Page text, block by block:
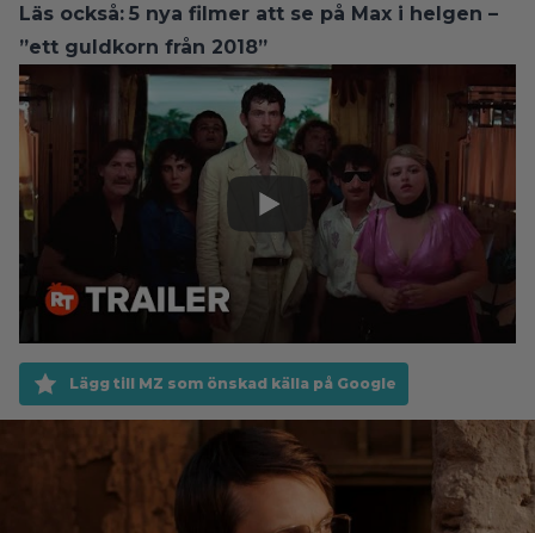
Läs också: 5 nya filmer att se på Max i helgen –
”ett guldkorn från 2018”
Lägg till MZ som önskad källa på Google